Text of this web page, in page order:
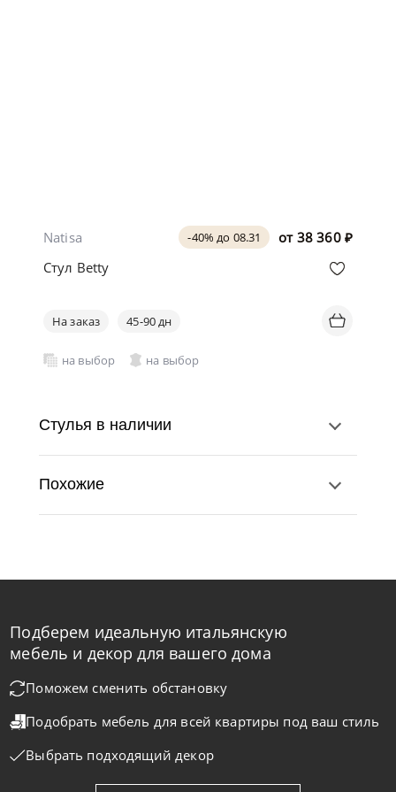
от 38 360 ₽
-40% до 08.31
Natisa
Стул Betty
На заказ 45-90 дн
на выбор на выбор
по запросу
-40% до 08.31
Natisa
На заказ 45-90 дн
на выбор на выбор
Стулья в наличии
Похожие
Подберем идеальную итальянскую
мебель и декор для вашего дома
Поможем сменить обстановку
Подобрать мебель для всей квартиры под ваш стиль
Выбрать подходящий декор